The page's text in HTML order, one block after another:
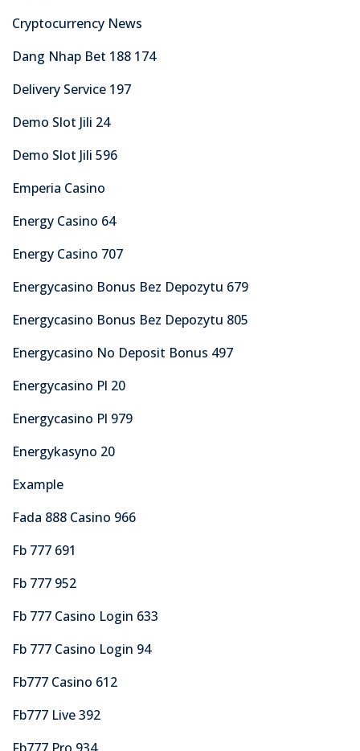
Cryptocurrency News
Dang Nhap Bet 188 174
Delivery Service 197
Demo Slot Jili 24
Demo Slot Jili 596
Emperia Casino
Energy Casino 64
Energy Casino 707
Energycasino Bonus Bez Depozytu 679
Energycasino Bonus Bez Depozytu 805
Energycasino No Deposit Bonus 497
Energycasino Pl 20
Energycasino Pl 979
Energykasyno 20
Example
Fada 888 Casino 966
Fb 777 691
Fb 777 952
Fb 777 Casino Login 633
Fb 777 Casino Login 94
Fb777 Casino 612
Fb777 Live 392
Fb777 Pro 934